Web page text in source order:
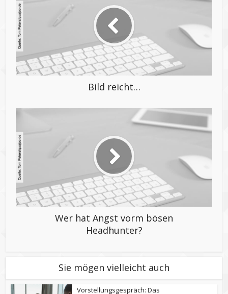
Bild reicht…
Wer hat Angst vorm bösen
Headhunter?
Sie mögen vielleicht auch
Vorstellungsgespräch: Das